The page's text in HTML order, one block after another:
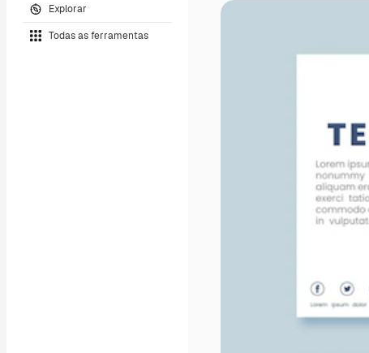
Explorar
Todas as ferramentas